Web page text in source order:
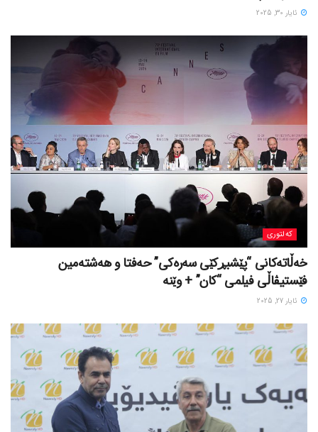
ئایار 30, 2025
کەلتوری
خه‌ڵاته‌کانی “پێشبڕکێی سه‌ره‌کی” حه‌فتا و هه‌شته‌مین
فێستیڤاڵی فیلمی “کان” + وێنە
ئایار 27, 2025